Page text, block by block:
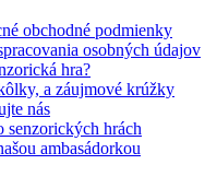
obchodné podmienky
osobných údajov
hra?
a záujmové krúžky
nás
senzorických hrách
ambasádorkou